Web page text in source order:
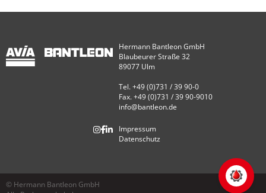
Hermann Bantleon GmbH
Blaubeurer Straße 32
89077 Ulm
Tel. +49 (0)731 / 39 90-0
Fax. +49 (0)731 / 39 90-9010
info@bantleon.de
Impressum
Datenschutz
© Hermann Bantleon GmbH